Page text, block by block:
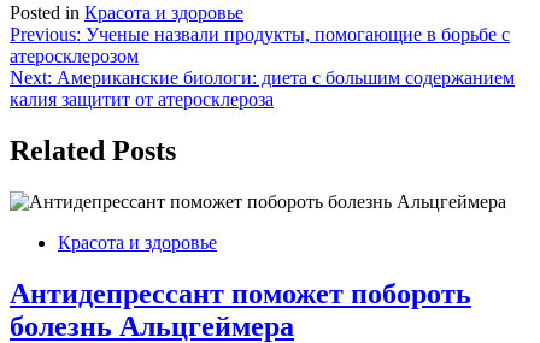
Posted in Красота и здоровье
Навигация
по
записям
Previous: Ученые назвали продукты, помогающие в борьбе с
атеросклерозом
Next: Американские биологи: диета с большим содержанием
калия защитит от атеросклероза
Related Posts
Красота и здоровье
Антидепрессант поможет побороть
болезнь Альцгеймера